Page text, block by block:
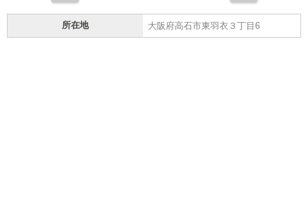
所在地 大阪府高石市東羽衣３丁目6